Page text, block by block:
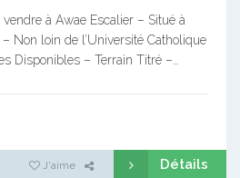
à Awae Escalier – Situé à
Non loin de l’Université Catholique
Disponibles – Terrain Titré –…
J'aime Détails